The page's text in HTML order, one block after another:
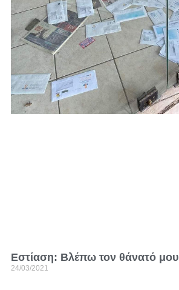
Εστίαση: Βλέπω τον θάνατό μου
24/03/2021